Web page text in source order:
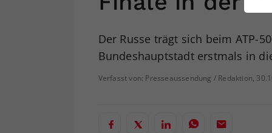
Der Russe trägt sich beim ATP-
Bundeshauptstadt erstmals in
Verfasst von: Presseaussendung / Redaktion,